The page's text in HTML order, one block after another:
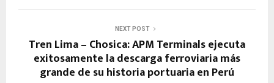
NEXT POST
Tren Lima – Chosica: APM Terminals ejecuta
exitosamente la descarga ferroviaria más
grande de su historia portuaria en Perú